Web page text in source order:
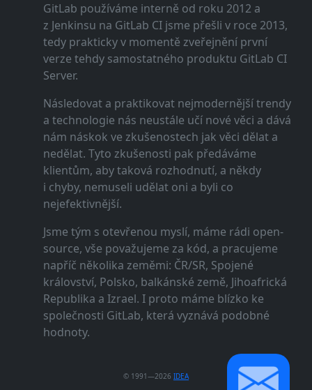
GitLab používáme interně od roku 2012 a
z Jenkinsu na GitLab CI jsme přešli v roce 2013,
tedy prakticky v momentě zveřejnění první
verze tehdy samostatného produktu GitLab CI
Server.
Následovat a praktikovat nejmodernější trendy
a technologie nás neustále učí nové věci a dává
nám náskok ve zkušenostech jak věci dělat a
nedělat. Tyto zkušenosti pak předáváme
klientům, aby taková rozhodnutí, a někdy
i chyby, nemuseli udělat oni a byli co
nejefektivnější.
Jsme tým s otevřenou myslí, máme rádi open-
source, vše považujeme za kód, a pracujeme
napříč několika zeměmi: ČR/SR, Spojené
království, Polsko, balkánské země, Jihoafrická
Republika a Izrael. I proto máme blízko ke
společnosti GitLab, která vyznává podobné
hodnoty.
© 1991—2026 IDEA